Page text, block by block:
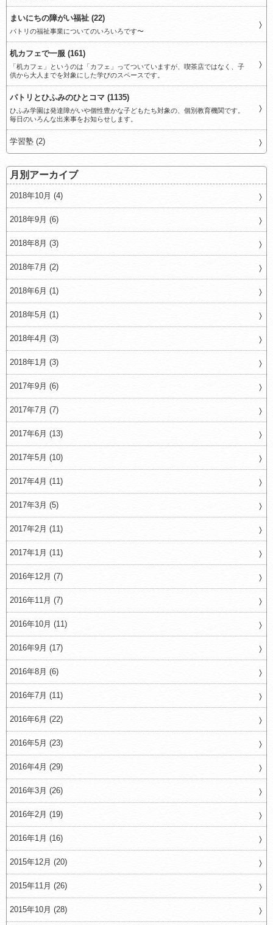
まいにちの障がい福祉 (22)
パトリの福祉事業についてのいろいろです〜
机カフェで一服 (161)
「机カフェ」というのは「カフェ」ってついていますが、喫茶店ではなく、子
供から大人までを対象にした学びのスペースです。
パトリとひふみのひとコマ (1135)
ひふみ学園は発達障がいや個性豊かな子どもたち対象の、個別教育機関です。
毎日のいろんな出来事をお知らせします。
学習塾 (2)
月別アーカイブ
2018年10月 (4)
2018年9月 (6)
2018年8月 (3)
2018年7月 (2)
2018年6月 (1)
2018年5月 (1)
2018年4月 (3)
2018年1月 (3)
2017年9月 (6)
2017年7月 (7)
2017年6月 (13)
2017年5月 (10)
2017年4月 (11)
2017年3月 (5)
2017年2月 (11)
2017年1月 (11)
2016年12月 (7)
2016年11月 (7)
2016年10月 (11)
2016年9月 (17)
2016年8月 (6)
2016年7月 (11)
2016年6月 (22)
2016年5月 (23)
2016年4月 (29)
2016年3月 (26)
2016年2月 (19)
2016年1月 (16)
2015年12月 (20)
2015年11月 (26)
2015年10月 (28)